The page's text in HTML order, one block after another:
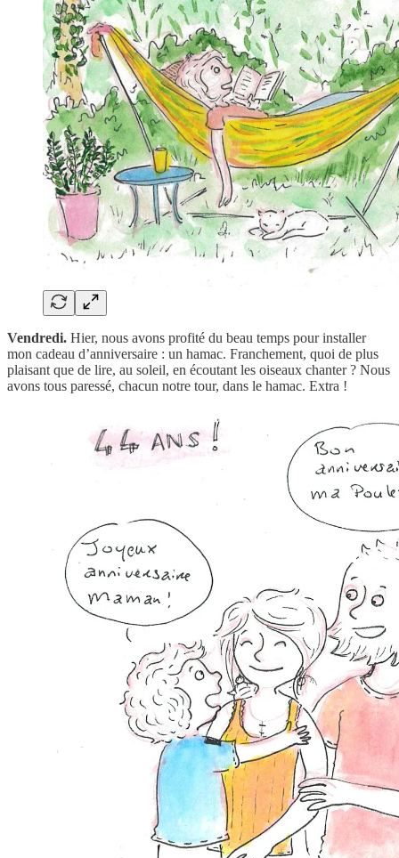
Vendredi. Hier, nous avons profité du beau temps pour installer
mon cadeau d’anniversaire : un hamac. Franchement, quoi de plus
plaisant que de lire, au soleil, en écoutant les oiseaux chanter ? Nous
avons tous paressé, chacun notre tour, dans le hamac. Extra !